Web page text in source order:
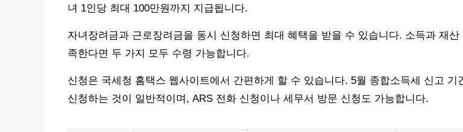
녀 1인당 최대 100만원까지 지급됩니다.
자녀장려금과 근로장려금을 동시 신청하면 최대 혜택을 받을 수 있습니다. 소득과 재산
족한다면 두 가지 모두 수령 가능합니다.
신청은 국세청 홈택스 웹사이트에서 간편하게 할 수 있습니다. 5월 종합소득세 신고 기
신청하는 것이 일반적이며, ARS 전화 신청이나 세무서 방문 신청도 가능합니다.